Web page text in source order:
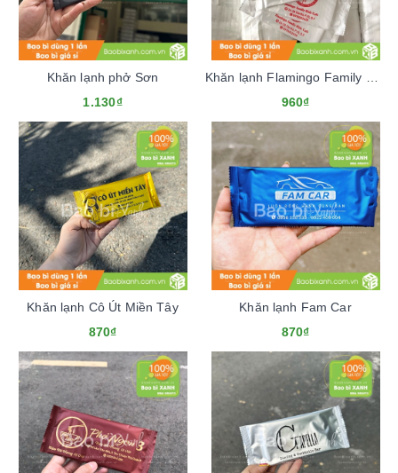
Khăn lạnh phở Sơn
1.130₫
960₫
Khăn lạnh Cô Út Miền Tây
870₫
Khăn lạnh Fam Car
870₫